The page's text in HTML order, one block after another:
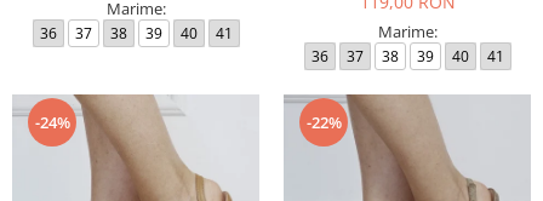
Marime:
36 37 38 39 40 41 Marime:
36 37 38 39 40 41
-24% -22%